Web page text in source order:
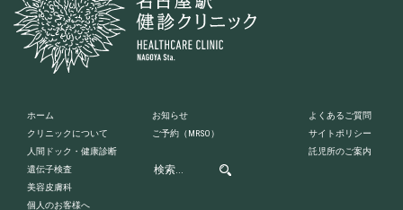
ホーム
クリニックについて
人間ドック・健康診断
遺伝子検査
美容皮膚科
個人のお客様へ
お知らせ
ご予約 （MRSO）
よくあるご質問
サイトポリシー
託児所のご案内